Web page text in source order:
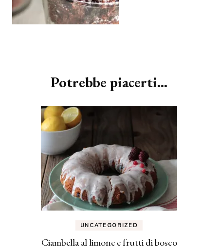
articoliPotrebbe piacerti...
UNCATEGORIZED
Ciambella al limone e frutti di bosco